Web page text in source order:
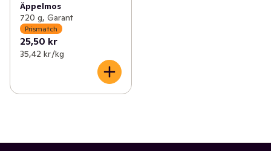
Äppelmos
720 g, Garant
Prismatch
25,50 kr
35,42 kr /kg